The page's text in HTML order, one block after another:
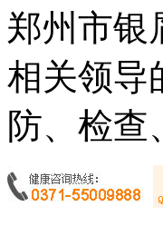
郑州市银
相关领导
防、检查